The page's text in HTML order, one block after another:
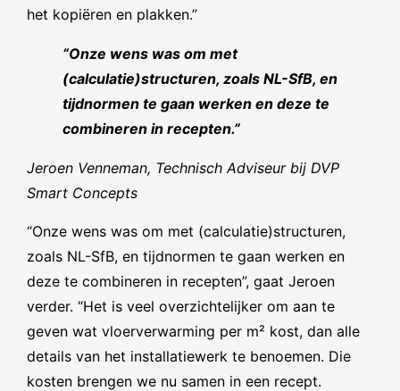
het kopiëren en plakken.”
“Onze wens was om met
(calculatie)structuren, zoals NL-SfB, en
tijdnormen te gaan werken en deze te
combineren in recepten.”
Jeroen Venneman, Technisch Adviseur bij DVP
Smart Concepts
“Onze wens was om met (calculatie)structuren,
zoals NL-SfB, en tijdnormen te gaan werken en
deze te combineren in recepten”, gaat Jeroen
verder. “Het is veel overzichtelijker om aan te
geven wat vloerverwarming per m² kost, dan alle
details van het installatiewerk te benoemen. Die
kosten brengen we nu samen in een recept.